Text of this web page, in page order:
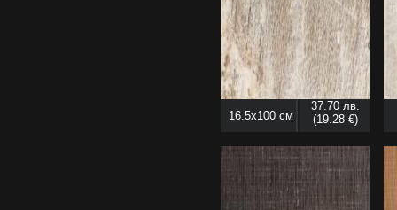
16.5x100 см
37.70 лв.
(19.28 €)